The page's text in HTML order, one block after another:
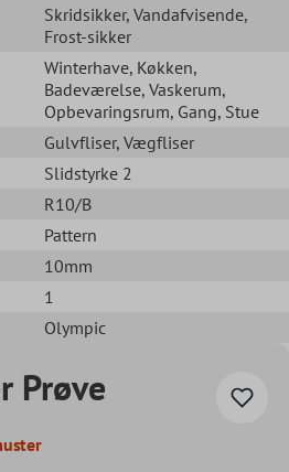
Skridsikker, Vandafvisende,
Frost-sikker
Winterhave, Køkken,
Badeværelse, Vaskerum,
Opbevaringsrum, Gang, Stue
Gulvfliser, Vægfliser
Slidstyrke 2
R10/B
Pattern
10mm
1
Olympic
Prøve